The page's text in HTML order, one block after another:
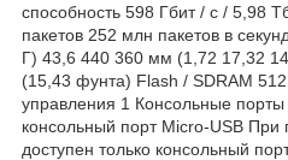
способность 598 Гбит / с / 5,98
пакетов 252 млн пакетов в
Г) 43,6 440 360 мм (1,72 17,32
(15,43 фунта) Flash / SDRAM
управления 1 Консольные
консольный порт Micro-USB При
доступен только консольный